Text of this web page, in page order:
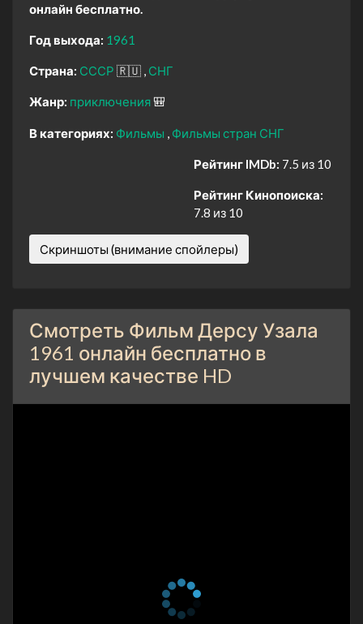
онлайн бесплатно.
Год выхода: 1961
Страна: СССР 🇷🇺 СНГ
Жанр: приключения 🎒
В категориях: Фильмы Фильмы стран СНГ
Рейтинг IMDb: 7.5 из 10
Рейтинг Кинопоиска:
7.8 из 10
Скриншоты (внимание спойлеры)
Смотреть Фильм Дерсу Узала
1961 онлайн бесплатно в
лучшем качестве HD